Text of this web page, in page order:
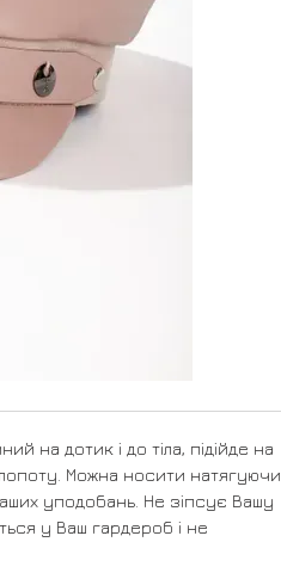
на дотик і до тіла, підійде на
Можна носити натягуючи
уподобань. Не зіпсує Вашу
у Ваш гардероб і не